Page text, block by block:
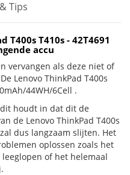
Tips
T410s - 42T4691
accu
vervangen als deze niet of
Lenovo ThinkPad T400s
44WH/6Cell .
houdt in dat dit de
de Lenovo ThinkPad T400s
dus langzaam slijten. Het
oplossen zoals het
of het helemaal